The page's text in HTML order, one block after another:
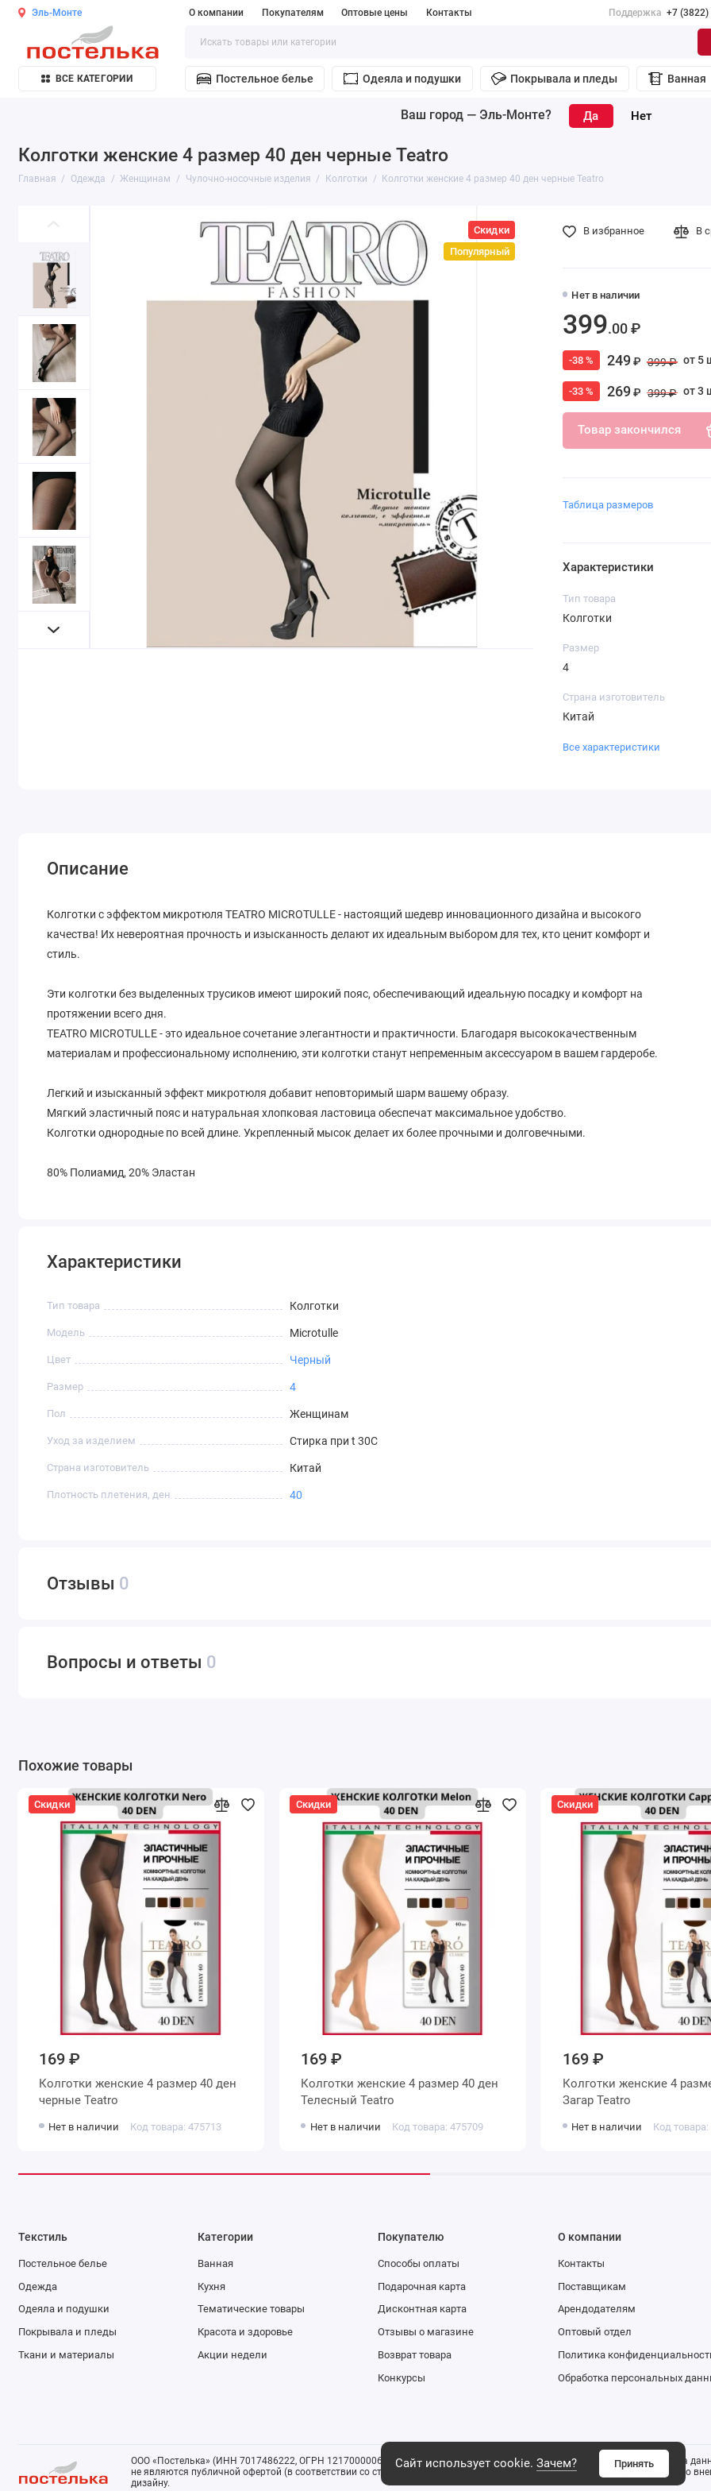
Эль-Монте О компании Покупателям Оптовые цены Контакты Поддержка +7
ВСЕ КАТЕГОРИИ Постельное белье Одеяла и подушки Покрывала и пледы Ванная
Ваш город — Эль-Монте?
Колготки женские 4 размер 40 ден черные Teatro
Главная Одежда Женщинам Чулочно-носочные изделия Колготки Колготки женские 4 размер 40 ден черные Teatro
Скидки
Популярный
Нет в наличии
399.00 ₽
-38 % 249₽ 399 ₽ от 5
-33 % 269₽ 399 ₽ от 3
Товар закончился
В избранное В
Таблица размеров
Характеристики
Тип товара
Колготки
Размер
4
Страна изготовитель
Китай
Все характеристики
Описание
Колготки с эффектом микротюля TEATRO MICROTULLE - настоящий шедевр инновационного дизайна и высокого
качества! Их невероятная прочность и изысканность делают их идеальным выбором для тех, кто ценит комфорт и
стиль.
Эти колготки без выделенных трусиков имеют широкий пояс, обеспечивающий идеальную посадку и комфорт на
протяжении всего дня.
TEATRO MICROTULLE - это идеальное сочетание элегантности и практичности. Благодаря высококачественным
материалам и профессиональному исполнению, эти колготки станут непременным аксессуаром в вашем гардеробе.
Легкий и изысканный эффект микротюля добавит неповторимый шарм вашему образу.
Мягкий эластичный пояс и натуральная хлопковая ластовица обеспечат максимальное удобство.
Колготки однородные по всей длине. Укрепленный мысок делает их более прочными и долговечными.
80% Полиамид, 20% Эластан
Характеристики
Тип товара Колготки
Модель Microtulle
Цвет Черный
Размер 4
Пол Женщинам
Уход за изделием Стирка при t 30С
Страна изготовитель Китай
Плотность плетения, ден 40
Отзывы 0
Вопросы и ответы 0
Похожие товары
Скидки
169 ₽
Колготки женские 4 размер 40 ден
черные Teatro
Нет в наличии Код товара: 475713
Скидки
169 ₽
Колготки женские 4 размер 40 ден
Телесный Teatro
Нет в наличии Код товара: 475709
Скидки
169 ₽
Колготки женские 4 размер 40 ден
Загар Teatro
Нет в наличии Код
Сайт использует cookie.Зачем? Принять
Текстиль
Постельное белье
Одежда
Одеяла и подушки
Покрывала и пледы
Ткани и материалы
Категории
Ванная
Кухня
Тематические товары
Красота и здоровье
Акции недели
Покупателю
Способы оплаты
Подарочная карта
Дисконтная карта
Отзывы о магазине
Возврат товара
Конкурсы
О компании
Контакты
Поставщикам
Арендодателям
Оптовый отдел
Политика
Обработка персональных
ООО «Постелька» (ИНН 7017486222, ОГРН 1217000006816). Все указанные цены и информация о товаре размещенная на
не являются публичной офертой (в соответствии со ст. 437 ГК РФ). Изображения товаров могут отличаться от реального
дизайну.